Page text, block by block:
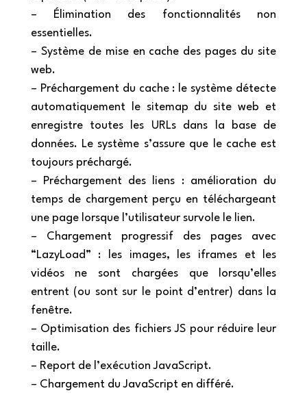
– Élimination des fonctionnalités non
essentielles.
– Système de mise en cache des pages du site
web.
– Préchargement du cache : le système détecte
automatiquement le sitemap du site web et
enregistre toutes les URLs dans la base de
données. Le système s’assure que le cache est
toujours préchargé.
– Préchargement des liens : amélioration du
temps de chargement perçu en téléchargeant
une page lorsque l’utilisateur survole le lien.
– Chargement progressif des pages avec
“LazyLoad” : les images, les iframes et les
vidéos ne sont chargées que lorsqu’elles
entrent (ou sont sur le point d’entrer) dans la
fenêtre.
– Optimisation des fichiers JS pour réduire leur
taille.
– Report de l’exécution JavaScript.
– Chargement du JavaScript en différé.